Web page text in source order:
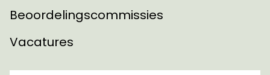
Beoordelingscommissies
Vacatures